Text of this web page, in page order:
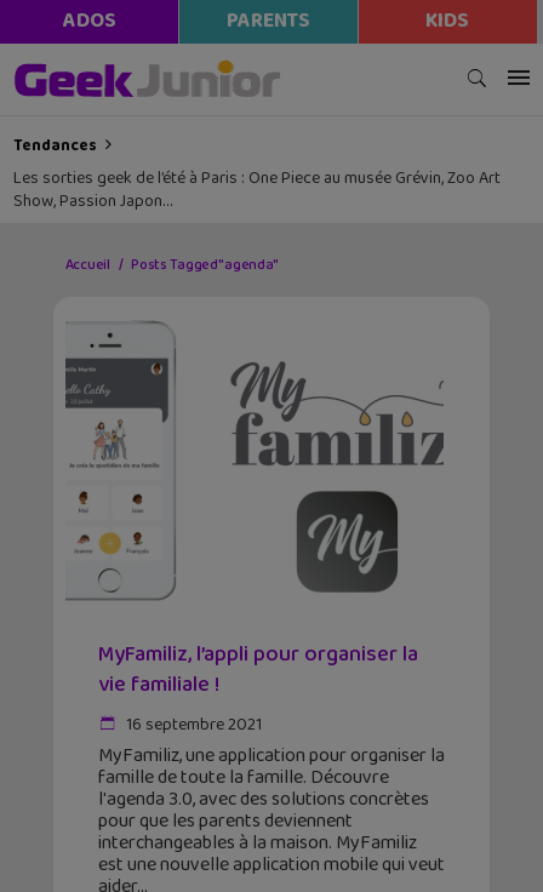
ADOS PARENTS KIDS
Tendances
Les sorties geek de l’été à Paris : One Piece au musée Grévin, Zoo Art
Show, Passion Japon…
Accueil Posts Tagged "agenda"
MyFamiliz, l’appli pour organiser la
vie familiale !
16 septembre 2021
MyFamiliz, une application pour organiser la
famille de toute la famille. Découvre
l'agenda 3.0, avec des solutions concrètes
pour que les parents deviennent
interchangeables à la maison. MyFamiliz
est une nouvelle application mobile qui veut